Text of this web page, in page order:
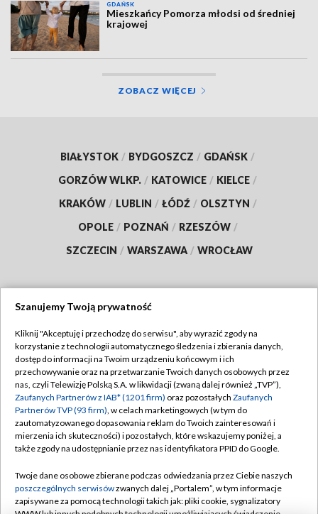
GDAŃSK
Mieszkańcy Pomorza młodsi od średniej
krajowej
ZOBACZ WIĘCEJ
BIAŁYSTOK / BYDGOSZCZ / GDAŃSK /
GORZÓW WLKP. / KATOWICE / KIELCE /
KRAKÓW / LUBLIN / ŁÓDŹ / OLSZTYN /
OPOLE / POZNAŃ / RZESZÓW /
SZCZECIN / WARSZAWA / WROCŁAW
TVP
Abonament TVP
Emisja w TVP
Centrum informacji TVP
Naziemna Telewizja Cyfrowa
Rada Programowa
System NOS
Regulamin TVP
Polityka prywatności
Moje zgody
Pomoc
Kontakt
Szanujemy Twoją prywatność
Kliknij "Akceptuję i przechodzę do serwisu", aby wyrazić zgody na
korzystanie z technologii automatycznego śledzenia i zbierania danych,
dostęp do informacji na Twoim urządzeniu końcowym i ich
przechowywanie oraz na przetwarzanie Twoich danych osobowych przez
nas, czyli Telewizję Polską S.A. w likwidacji (zwaną dalej również „TVP”),
Zaufanych Partnerów z IAB* (1201 firm) oraz pozostałych Zaufanych
Partnerów TVP (93 firm), w celach marketingowych (w tym do
zautomatyzowanego dopasowania reklam do Twoich zainteresowań i
mierzenia ich skuteczności) i pozostałych, które wskazujemy poniżej, a
także zgody na udostępnianie przez nas identyfikatora PPID do Google.
Twoje dane osobowe zbierane podczas odwiedzania przez Ciebie naszych
poszczególnych serwisówzwanych dalej „Portalem”, w tym informacje
zapisywane za pomocą technologii takich jak: pliki cookie, sygnalizatory